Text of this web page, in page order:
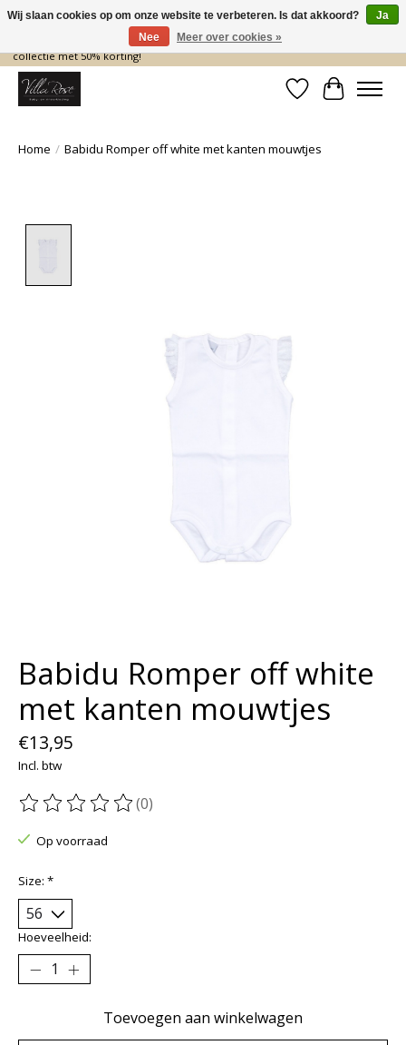
De nieuwe collectie komt eraan… en wij maken ruimte! Shop nu de zomer
collectie met 50% korting!
Verlanglijst
Home / Babidu Romper off white met kanten mouwtjes
Babidu Romper off white
met kanten mouwtjes
€13,95
Incl. btw
De beoordeling van dit product is
(0)
Op voorraad
Size: *
Hoeveelheid:
Toevoegen aan winkelwagen
Wij slaan cookies op om onze website te verbeteren. Is dat akkoord?
Ja
Nee
Meer over cookies »